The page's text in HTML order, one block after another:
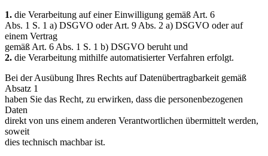
1. die Verarbeitung auf einer Einwilligung gemäß Art. 6
Abs. 1 S. 1 a) DSGVO oder Art. 9 Abs. 2 a) DSGVO oder auf
einem Vertrag
gemäß Art. 6 Abs. 1 S. 1 b) DSGVO beruht und
2. die Verarbeitung mithilfe automatisierter Verfahren erfolgt.
Bei der Ausübung Ihres Rechts auf Datenübertragbarkeit gemäß
Absatz 1
haben Sie das Recht, zu erwirken, dass die personenbezogenen
Daten
direkt von uns einem anderen Verantwortlichen übermittelt werden,
soweit
dies technisch machbar ist.